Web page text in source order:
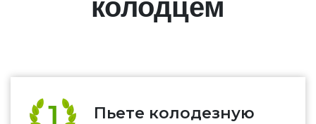
колодцем
Пьете колодезную